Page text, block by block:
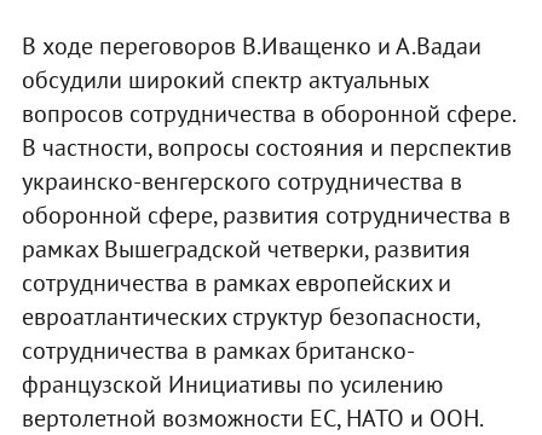
В ходе переговоров В.Иващенко и А.Вадаи
обсудили широкий спектр актуальных
вопросов сотрудничества в оборонной сфере.
В частности, вопросы состояния и перспектив
украинско-венгерского сотрудничества в
оборонной сфере, развития сотрудничества в
рамках Вышеградской четверки, развития
сотрудничества в рамках европейских и
евроатлантических структур безопасности,
сотрудничества в рамках британско-
французской Инициативы по усилению
вертолетной возможности ЕС, НАТО и ООН.